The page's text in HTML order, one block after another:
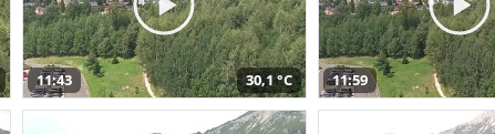
11:43 30,1 °C 11:59